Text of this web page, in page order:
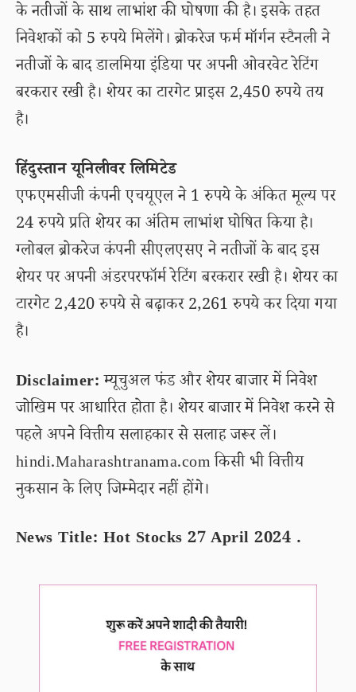
के नतीजों के साथ लाभांश की घोषणा की है। इसके तहत
निवेशकों को 5 रुपये मिलेंगे। ब्रोकरेज फर्म मॉर्गन स्टैनली ने
नतीजों के बाद डालमिया इंडिया पर अपनी ओवरवेट रेटिंग
बरकरार रखी है। शेयर का टारगेट प्राइस 2,450 रुपये तय
है।
हिंदुस्तान यूनिलीवर लिमिटेड
एफएमसीजी कंपनी एचयूएल ने 1 रुपये के अंकित मूल्य पर
24 रुपये प्रति शेयर का अंतिम लाभांश घोषित किया है।
ग्लोबल ब्रोकरेज कंपनी सीएलएसए ने नतीजों के बाद इस
शेयर पर अपनी अंडरपरफॉर्म रेटिंग बरकरार रखी है। शेयर का
टारगेट 2,420 रुपये से बढ़ाकर 2,261 रुपये कर दिया गया
है।
Disclaimer:म्यूचुअल फंड और शेयर बाजार में निवेश
जोखिम पर आधारित होता है। शेयर बाजार में निवेश करने से
पहले अपने वित्तीय सलाहकार से सलाह जरूर लें।
hindi.Maharashtranama.com किसी भी वित्तीय
नुकसान के लिए जिम्मेदार नहीं होंगे।
News Title: Hot Stocks 27 April 2024 .